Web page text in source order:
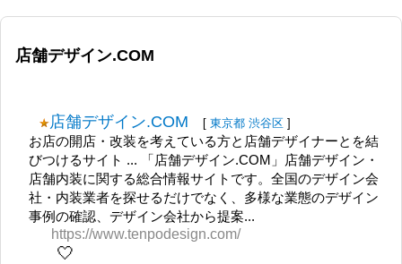
店舗デザイン.COM
店舗デザイン.COM [ 東京都 渋谷区 ]
お店の開店・改装を考えている方と店舗デザイナーとを結
びつけるサイト ... 「店舗デザイン.COM」店舗デザイン・
店舗内装に関する総合情報サイトです。全国のデザイン会
社・内装業者を探せるだけでなく、多様な業態のデザイン
事例の確認、デザイン会社から提案...
https://www.tenpodesign.com/
🤍